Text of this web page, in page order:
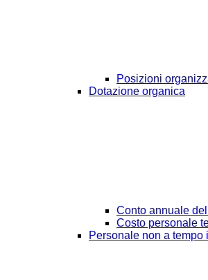
Posizioni
Dotazione organica
Conto annuale
Costo personale
Personale non a tempo